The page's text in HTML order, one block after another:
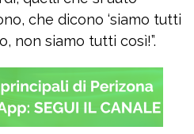
che dicono ‘siamo tutti
non siamo tutti così!”.